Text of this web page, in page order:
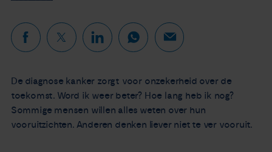
Nieuws
Agenda
Steun ons
De diagnose kanker zorgt voor onzekerheid over de
toekomst. Word ik weer beter? Hoe lang heb ik nog?
Sommige mensen willen alles weten over hun
vooruitzichten. Anderen denken liever niet te ver vooruit.